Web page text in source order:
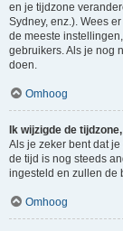
en je tijdzone
Sydney, enz.). Wees
de meeste
gebruikers. Als je nog
doen.
Omhoog
Ik wijzigde de
Als je zeker bent dat
de tijd is nog steeds
ingesteld en zullen de
Omhoog